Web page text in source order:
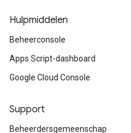
Hulpmiddelen
Beheerconsole
Apps Script-dashboard
Google Cloud Console
Support
Beheerdersgemeenschap